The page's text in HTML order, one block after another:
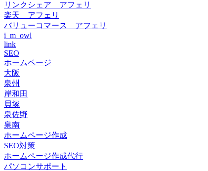
リンクシェア アフェリ
楽天 アフェリ
バリューコマース アフェリ
i_m_owl
link
SEO
ホームページ
大阪
泉州
岸和田
貝塚
泉佐野
泉南
ホームページ作成
SEO対策
ホームページ作成代行
パソコンサポート